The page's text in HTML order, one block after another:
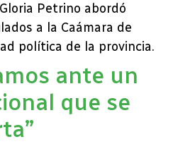
Petrino abordó
a la Caámara de
política de la provincia.
ante un
que se